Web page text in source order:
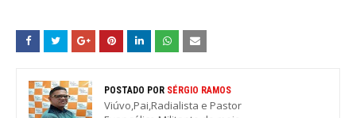
POSTADO POR SÉRGIO RAMOS
Viúvo,Pai,Radialista e Pastor